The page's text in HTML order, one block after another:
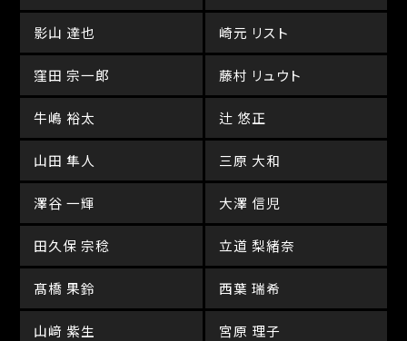
影山 達也 崎元 リスト
窪田 宗一郎 藤村 リュウト
牛嶋 裕太 辻 悠正
山田 隼人 三原 大和
澤谷 一輝 大澤 信児
田久保 宗稔 立道 梨緒奈
髙橋 果鈴 西葉 瑞希
山﨑 紫生 宮原 理子